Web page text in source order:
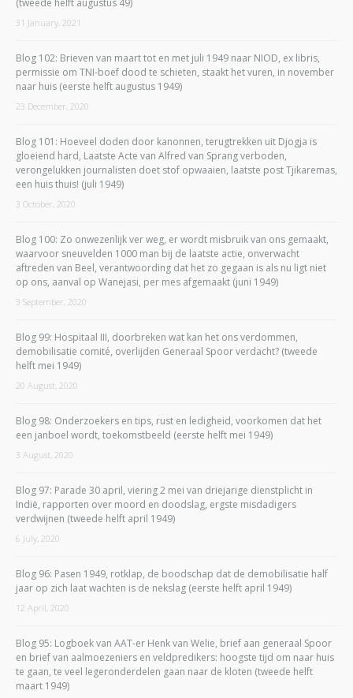
31 January, 2021
Blog 102: Brieven van maart tot en met juli 1949 naar NIOD, ex libris,
permissie om TNI-boef dood te schieten, staakt het vuren, in november
naar huis (eerste helft augustus 1949)
23 December, 2020
Blog 101: Hoeveel doden door kanonnen, terugtrekken uit Djogja is
gloeiend hard, Laatste Acte van Alfred van Sprang verboden,
verongelukken journalisten doet stof opwaaien, laatste post Tjikaremas,
een huis thuis! (juli 1949)
3 October, 2020
Blog 100: Zo onwezenlijk ver weg, er wordt misbruik van ons gemaakt,
waarvoor sneuvelden 1000 man bij de laatste actie, onverwacht
aftreden van Beel, verantwoording dat het zo gegaan is als nu ligt niet
op ons, aanval op Wanejasi, per mes afgemaakt (juni 1949)
3 September, 2020
Blog 99: Hospitaal III, doorbreken wat kan het ons verdommen,
demobilisatie comité, overlijden Generaal Spoor verdacht? (tweede
helft mei 1949)
20 August, 2020
Blog 98: Onderzoekers en tips, rust en ledigheid, voorkomen dat het
een janboel wordt, toekomstbeeld (eerste helft mei 1949)
3 August, 2020
Blog 97: Parade 30 april, viering 2 mei van driejarige dienstplicht in
Indië, rapporten over moord en doodslag, ergste misdadigers
verdwijnen (tweede helft april 1949)
6 July, 2020
Blog 96: Pasen 1949, rotklap, de boodschap dat de demobilisatie half
jaar op zich laat wachten is de nekslag (eerste helft april 1949)
12 April, 2020
Blog 95: Logboek van AAT-er Henk van Welie, brief aan generaal Spoor
en brief van aalmoezeniers en veldpredikers: hoogste tijd om naar huis
te gaan, te veel legeronderdelen gaan naar de kloten (tweede helft
maart 1949)